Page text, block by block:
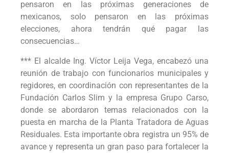
pensaron en las próximas generaciones de
mexicanos, solo pensaron en las próximas
elecciones, ahora tendrán qué pagar las
consecuencias…
*** El alcalde Ing. Víctor Leija Vega, encabezó una
reunión de trabajo con funcionarios municipales y
regidores, en coordinación con representantes de la
Fundación Carlos Slim y la empresa Grupo Carso,
donde se abordaron temas relacionados con la
puesta en marcha de la Planta Tratadora de Aguas
Residuales. Esta importante obra registra un 95% de
avance y representa un gran paso para fortalecer la